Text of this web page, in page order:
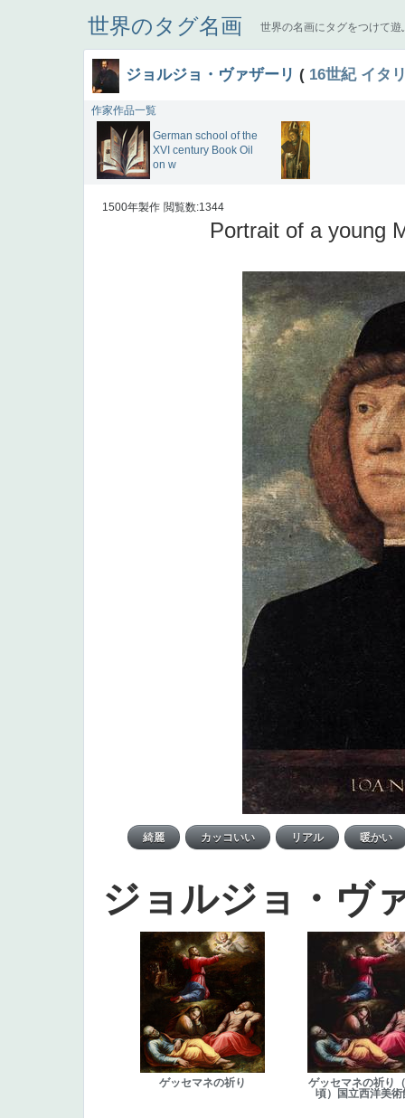
世界のタグ名画 世界の名画にタグをつけて遊
ジョルジョ・ヴァザーリ ( 16世紀 イタ
作家作品一覧
German school of the
XVI century Book Oil
on w
1500年製作 閲覧数:1344
Portrait of a young
ジョルジョ・ヴ
ゲッセマネの祈り
ゲッセマネの祈り
頃）国立西洋美術